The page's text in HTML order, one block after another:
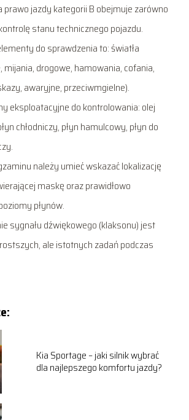
prawo jazdy kategorii B obejmuje zarówno
stanu technicznego pojazdu.
do sprawdzenia to: światła
mijania, drogowe, hamowania, cofania,
awaryjne, przeciwmgielne).
eksploatacyjne do kontrolowania: olej
chłodniczy, płyn hamulcowy, płyn do
należy umieć wskazać lokalizację
maskę oraz prawidłowo
płynów.
sygnału dźwiękowego (klaksonu) jest
ale istotnych zadań podczas
Kia Sportage – jaki silnik wybrać
dla najlepszego komfortu jazdy?